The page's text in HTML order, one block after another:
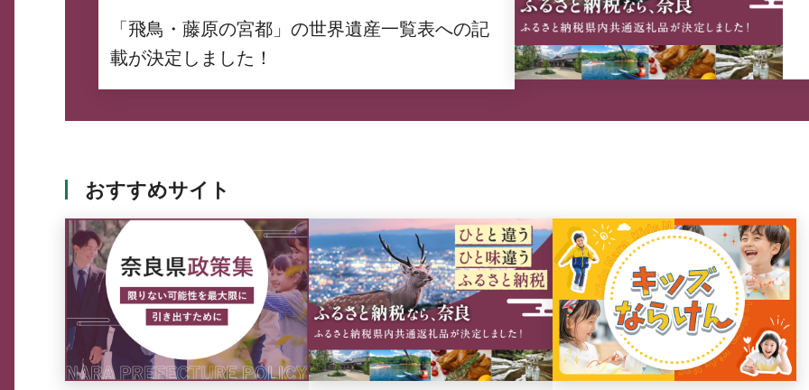
「飛鳥・藤原の宮都」の世界遺産一覧表への記
載が決定しました！
おすすめサイト